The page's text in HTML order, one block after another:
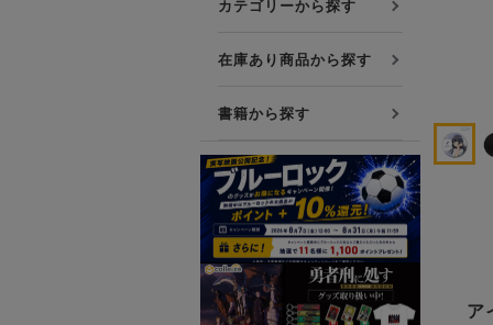
カテゴリーから探す
在庫あり商品から探す
書籍から探す
ア